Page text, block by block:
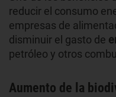
reducir el consumo
empresas de
disminuir el gasto de
petróleo y otros
Aumento de la